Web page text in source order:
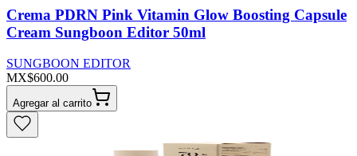
Crema PDRN Pink Vitamin Glow Boosting Capsule
Cream Sungboon Editor 50ml
SUNGBOON EDITOR
MX$600.00
Agregar al carrito